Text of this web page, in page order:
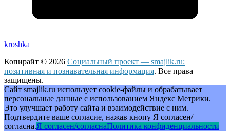
kroshka
Копирайт © 2026 Социальный проект — smajlik.ru:
позитивная и познавательная информация. Все права
защищены.
Сайт smajlik.ru использует cookie-файлы и обрабатывает
персональные данные с использованием Яндекс Метрики.
Это улучшает работу сайта и взаимодействие с ним.
Подтвердите ваше согласие, нажав кнопу Я согласен/
согласна.Я согласен/согласнаПолитика конфиденциальности